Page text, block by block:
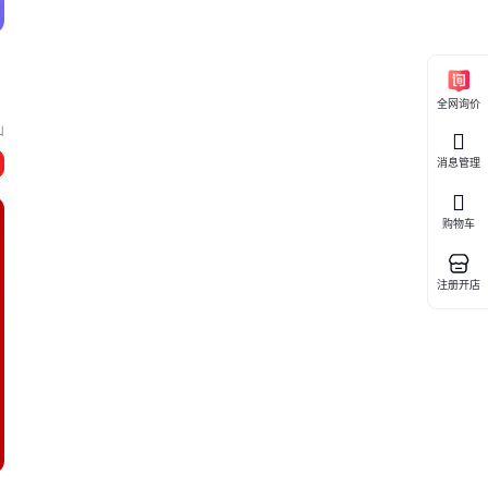
全网询价
消息管理
购物车
注册开店